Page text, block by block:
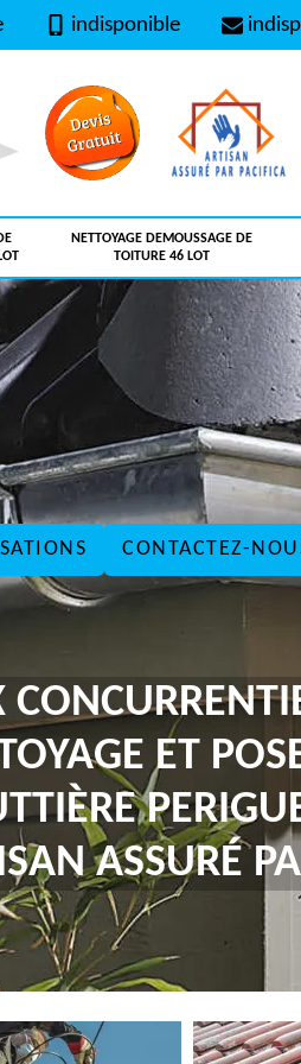
indisponible
NETTOYAGE DEMOUSSAGE DE
TOITURE 46 LOT
CONTACTEZ-
ET
ASSURÉ